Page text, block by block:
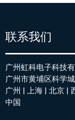
联系我们
广州虹科电子科技
广州市黄埔区科学
广州 | 上海 | 北京 |
中国